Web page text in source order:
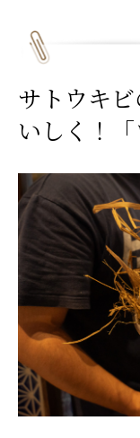
サトウキ
いしく！「